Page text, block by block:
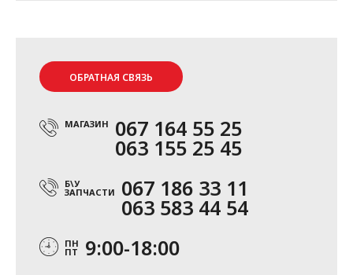
ОБРАТНАЯ СВЯЗЬ
МАГАЗИН 067 164 55 25
063 155 25 45
Б\У
ЗАПЧАСТИ 067 186 33 11
063 583 44 54
ПН
ПТ 9:00-18:00